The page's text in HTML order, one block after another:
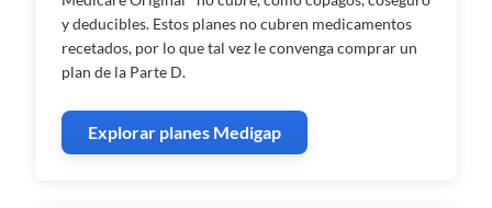
y deducibles. Estos planes no cubren medicamentos
recetados, por lo que tal vez le convenga comprar un
plan de la Parte D.
Explorar planes Medigap